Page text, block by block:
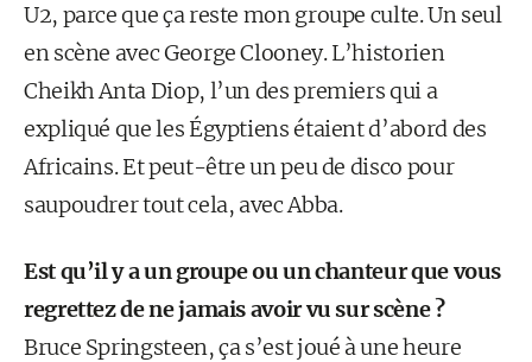
U2, parce que ça reste mon groupe culte. Un seul
en scène avec George Clooney. L’historien
Cheikh Anta Diop, l’un des premiers qui a
expliqué que les Égyptiens étaient d’abord des
Africains. Et peut-être un peu de disco pour
saupoudrer tout cela, avec Abba.
Est qu’il y a un groupe ou un chanteur que vous
regrettez de ne jamais avoir vu sur scène ?
Bruce Springsteen, ça s’est joué à une heure